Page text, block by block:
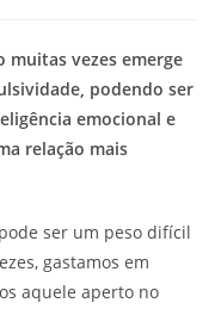
muitas vezes emerge
podendo ser
emocional e
relação mais
pode ser um peso difícil
gastamos em
aquele aperto no